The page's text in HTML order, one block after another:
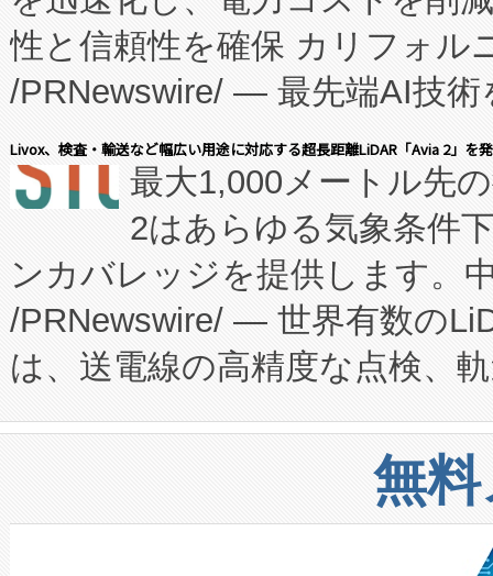
に、患者やサプライチェーン
キー方式で拡張性が高く、持
す。FCCM‑を活用した現地生
患者にとっての費用負担を大
のアクセスを大幅に拡大する
Fully-Connected Continuous
プログラムには、施設設計・
に関する技術移転および知的
構造化トレーニングカリキュ
上げおよび商用化段階におけ
設備整備および立ち上げ調整
加組織は、Enzeneのバイオ
性と信頼性を確保 カリフォル
/PRNewswire/ — 最先端AI技術
会社エーアイ・アンド：本社
President原信平）と、エンタ
ードするVoltaiqは、日本にあ
ーエネルギー貯蔵システム（
た。 Voltaiq独自のAI搭載プラ
定、統合、導入、運用に至る
安全性を追跡し、確保する事
増加しているデータセンター
る電力網に大きな負担をかけ
事業者の負担軽減という課題
Livox、検査・輸送など幅広い用途に対応する超長距離LiDAR「Avia 2」を
最大1,000メートル先
2はあらゆる気象条件
ンカバレッジを提供します。
/PRNewswire/ — 世界有数の
は、送電線の高精度な点検、
や穀物倉庫におけるバルク材
リューション「Avia 2」を発
したAvia 2は、1,000メート
狭視野のFOVを切り替えるこ
無